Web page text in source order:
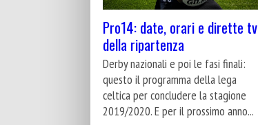
Pro14: date, orari e dirette tv
della ripartenza
Derby nazionali e poi le fasi finali:
questo il programma della lega
celtica per concludere la stagione
2019/2020. E per il prossimo anno...